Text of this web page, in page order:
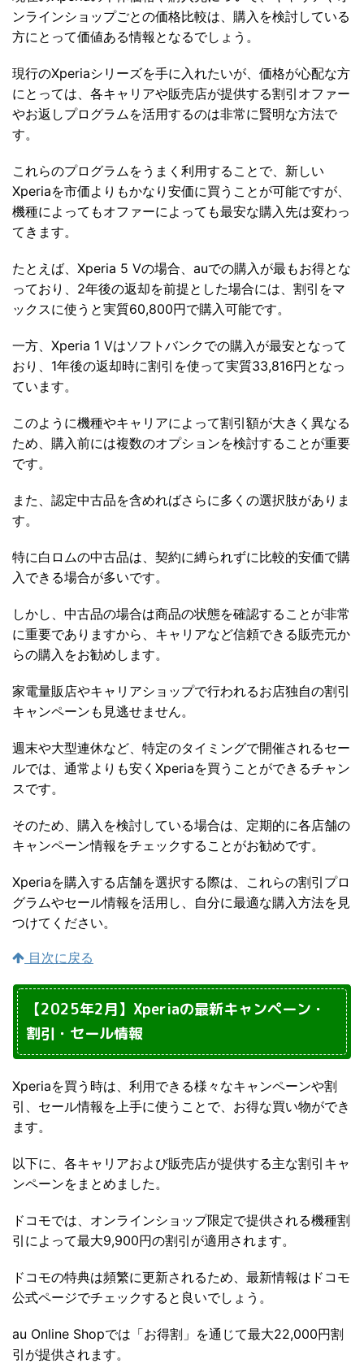
ンラインショップごとの価格比較は、購入を検討している
方にとって価値ある情報となるでしょう。
現行のXperiaシリーズを手に入れたいが、価格が心配な方
にとっては、各キャリアや販売店が提供する割引オファー
やお返しプログラムを活用するのは非常に賢明な方法で
す。
これらのプログラムをうまく利用することで、新しい
Xperiaを市価よりもかなり安価に買うことが可能ですが、
機種によってもオファーによっても最安な購入先は変わっ
てきます。
たとえば、Xperia 5 Vの場合、auでの購入が最もお得とな
っており、2年後の返却を前提とした場合には、割引をマ
ックスに使うと実質60,800円で購入可能です。
一方、Xperia 1 Vはソフトバンクでの購入が最安となって
おり、1年後の返却時に割引を使って実質33,816円となっ
ています。
このように機種やキャリアによって割引額が大きく異なる
ため、購入前には複数のオプションを検討することが重要
です。
また、認定中古品を含めればさらに多くの選択肢がありま
す。
特に白ロムの中古品は、契約に縛られずに比較的安価で購
入できる場合が多いです。
しかし、中古品の場合は商品の状態を確認することが非常
に重要でありますから、キャリアなど信頼できる販売元か
らの購入をお勧めします。
家電量販店やキャリアショップで行われるお店独自の割引
キャンペーンも見逃せません。
週末や大型連休など、特定のタイミングで開催されるセー
ルでは、通常よりも安くXperiaを買うことができるチャン
スです。
そのため、購入を検討している場合は、定期的に各店舗の
キャンペーン情報をチェックすることがお勧めです。
Xperiaを購入する店舗を選択する際は、これらの割引プロ
グラムやセール情報を活用し、自分に最適な購入方法を見
つけてください。
目次に戻る
【2025年2月】Xperiaの最新キャンペーン・
割引・セール情報
Xperiaを買う時は、利用できる様々なキャンペーンや割
引、セール情報を上手に使うことで、お得な買い物ができ
ます。
以下に、各キャリアおよび販売店が提供する主な割引キャ
ンペーンをまとめました。
ドコモでは、オンラインショップ限定で提供される機種割
引によって最大9,900円の割引が適用されます。
ドコモの特典は頻繁に更新されるため、最新情報はドコモ
公式ページでチェックすると良いでしょう。
au Online Shopでは「お得割」を通じて最大22,000円割
引が提供されます。